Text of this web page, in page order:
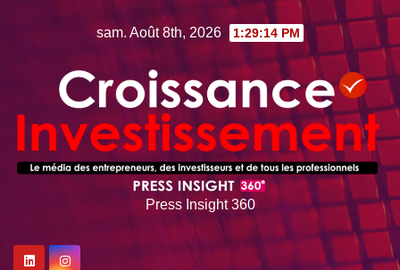
sam. Août 8th, 2026 1:29:15 PM
Press Insight 360